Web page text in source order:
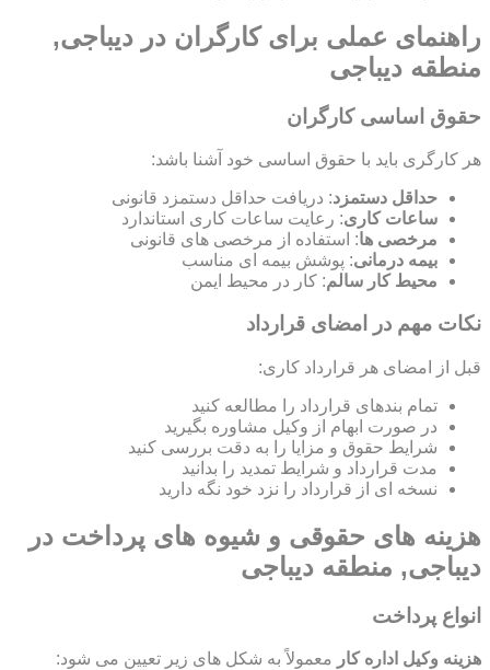
راهنمای عملی برای کارگران در دیباجی,
منطقه دیباجی
حقوق اساسی کارگران
هر کارگری باید با حقوق اساسی خود آشنا باشد:
حداقل دستمزد: دریافت حداقل دستمزد قانونی
ساعات کاری: رعایت ساعات کاری استاندارد
مرخصی ها: استفاده از مرخصی های قانونی
بیمه درمانی: پوشش بیمه ای مناسب
محیط کار سالم: کار در محیط ایمن
نکات مهم در امضای قرارداد
قبل از امضای هر قرارداد کاری:
تمام بندهای قرارداد را مطالعه کنید
در صورت ابهام از وکیل مشاوره بگیرید
شرایط حقوق و مزایا را به دقت بررسی کنید
مدت قرارداد و شرایط تمدید را بدانید
نسخه ای از قرارداد را نزد خود نگه دارید
هزینه های حقوقی و شیوه های پرداخت در
دیباجی, منطقه دیباجی
انواع پرداخت
هزینه وکیل اداره کار معمولاً به شکل های زیر تعیین می شود: